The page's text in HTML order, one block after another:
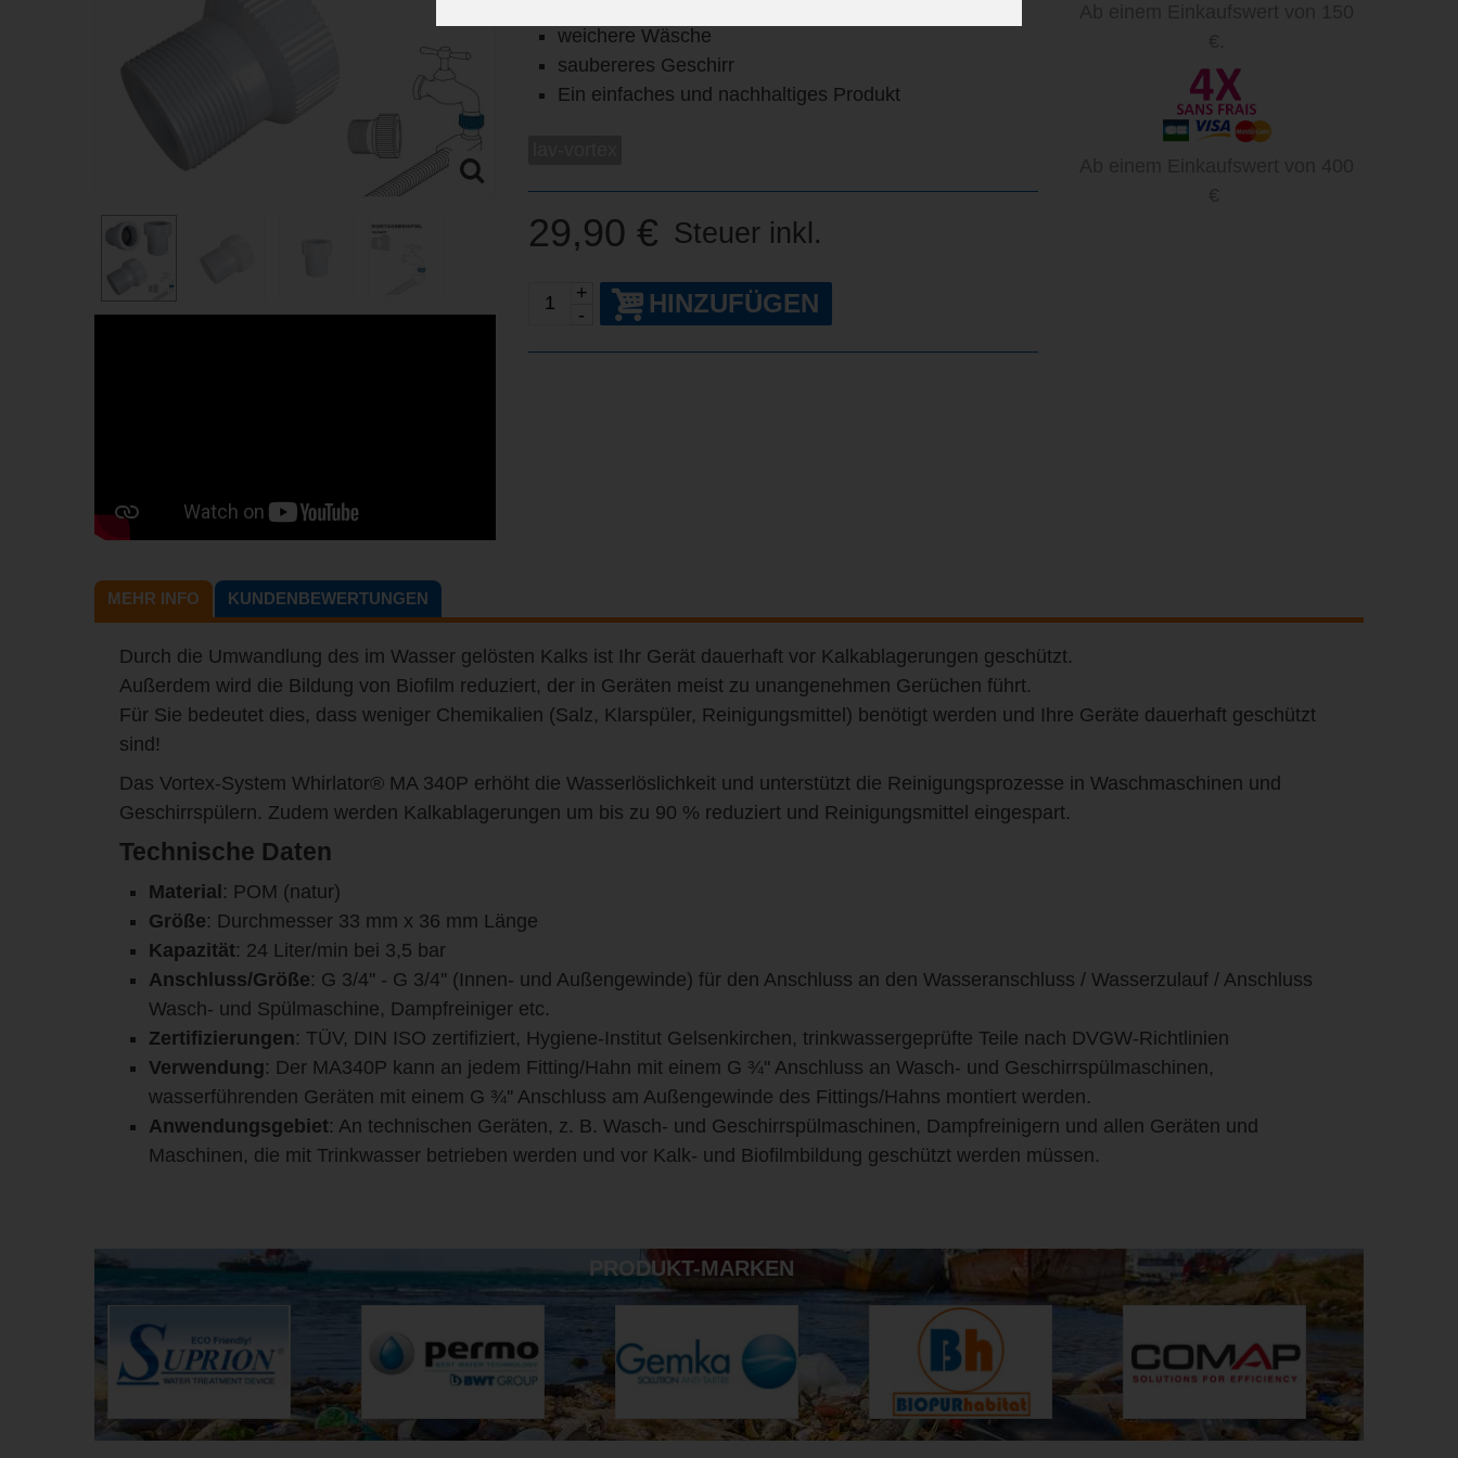
weichere Wäsche
saubereres Geschirr
Ein einfaches und nachhaltiges Produkt
29,90 € Steuer inkl.
-
+ HINZUFÜGEN
MEHR INFO KUNDENBEWERTUNGEN
Durch die Umwandlung des im Wasser gelösten Kalks ist Ihr Gerät dauerhaft vor Kalkablagerungen geschützt.
Außerdem wird die Bildung von Biofilm reduziert, der in Geräten meist zu unangenehmen Gerüchen führt.
Für Sie bedeutet dies, dass weniger Chemikalien (Salz, Klarspüler, Reinigungsmittel) benötigt werden und Ihre Geräte dauerhaft geschützt
sind!
Das Vortex-System Whirlator® MA 340P erhöht die Wasserlöslichkeit und unterstützt die Reinigungsprozesse in Waschmaschinen und
Geschirrspülern. Zudem werden Kalkablagerungen um bis zu 90 % reduziert und Reinigungsmittel eingespart.
Technische Daten
Material : POM (natur)
Größe: Durchmesser 33 mm x 36 mm Länge
Kapazität: 24 Liter/min bei 3,5 bar
Anschluss/Größe: G 3/4'' - G 3/4'' (Innen- und Außengewinde) für den Anschluss an den Wasseranschluss / Wasserzulauf / Anschluss
Wasch- und Spülmaschine, Dampfreiniger etc.
Zertifizierungen: TÜV, DIN ISO zertifiziert, Hygiene-Institut Gelsenkirchen, trinkwassergeprüfte Teile nach DVGW-Richtlinien
Verwendung: Der MA340P kann an jedem Fitting/Hahn mit einem G ¾'' Anschluss an Wasch- und Geschirrspülmaschinen,
wasserführenden Geräten mit einem G ¾'' Anschluss am Außengewinde des Fittings/Hahns montiert werden.
Anwendungsgebiet: An technischen Geräten, z. B. Wasch- und Geschirrspülmaschinen, Dampfreinigern und allen Geräten und
Maschinen, die mit Trinkwasser betrieben werden und vor Kalk- und Biofilmbildung geschützt werden müssen.
PRODUKT-MARKEN